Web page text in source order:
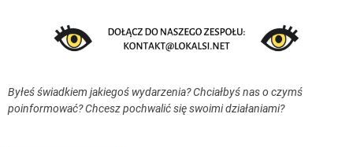
Byłeś świadkiem jakiegoś wydarzenia? Chciałbyś nas o czymś
poinformować? Chcesz pochwalić się swoimi działaniami?